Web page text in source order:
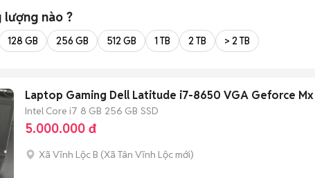
lượng nào ?
128 GB 256 GB 512 GB 1 TB 2 TB > 2 TB
Laptop Gaming Dell Latitude i7-8650 VGA Geforce Mx
Intel Core i7 8 GB 256 GB SSD
5.000.000 đ
Xã Vĩnh Lộc B (Xã Tân Vĩnh Lộc mới)